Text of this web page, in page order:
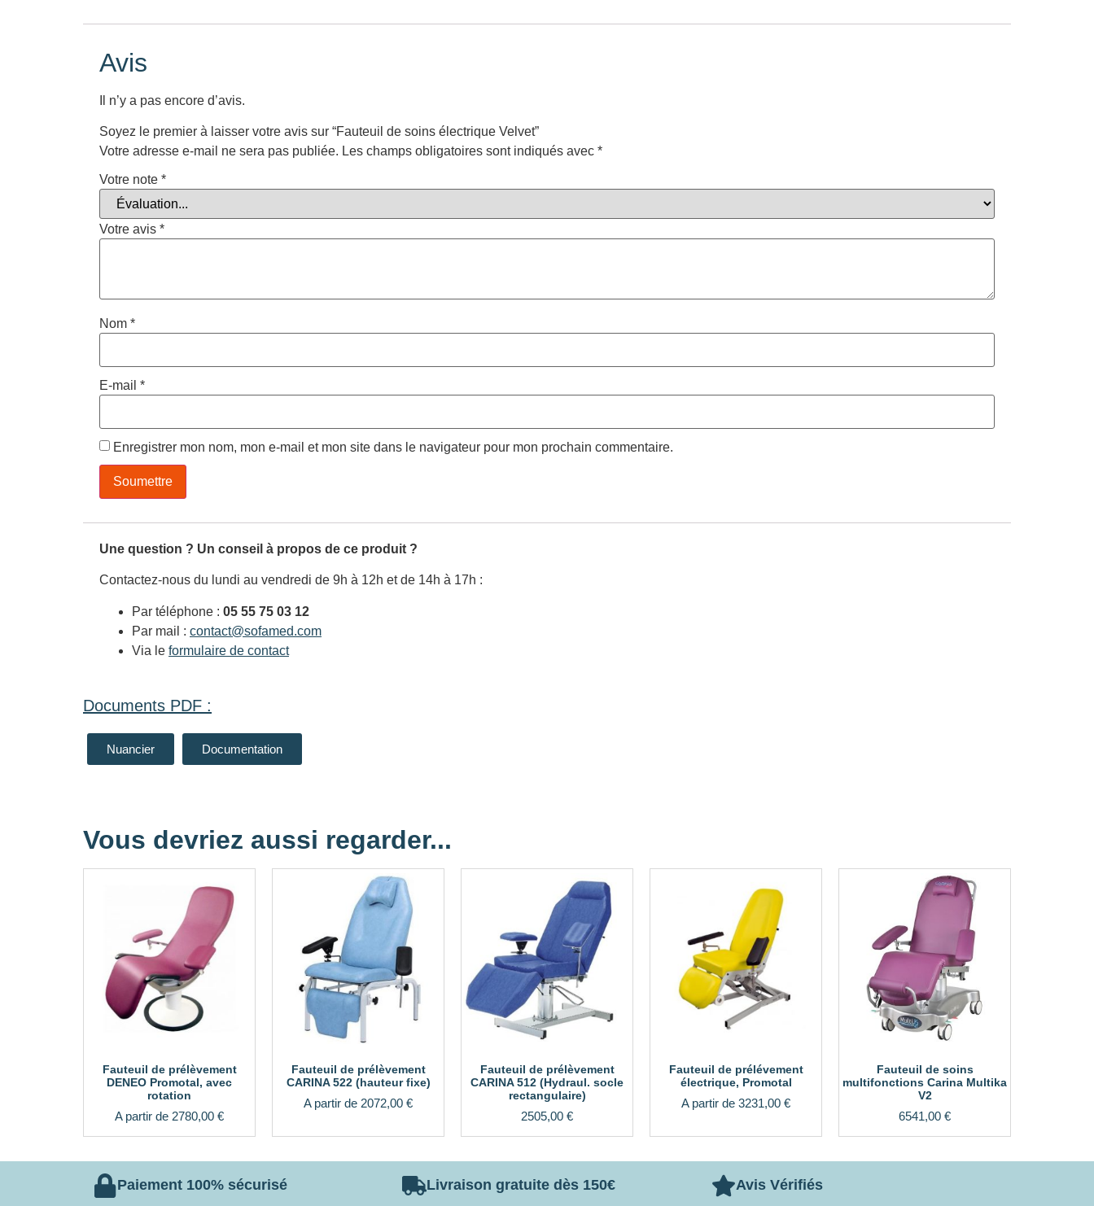
Avis
Il n’y a pas encore d’avis.
Soyez le premier à laisser votre avis sur “Fauteuil de soins électrique Velvet”
Votre adresse e-mail ne sera pas publiée. Les champs obligatoires sont indiqués avec *
Votre note *
Votre avis *
Nom *
E-mail *
Enregistrer mon nom, mon e-mail et mon site dans le navigateur pour mon prochain commentaire.
Une question ? Un conseil à propos de ce produit ?
Contactez-nous du lundi au vendredi de 9h à 12h et de 14h à 17h :
Par téléphone : 05 55 75 03 12
Par mail : contact@sofamed.com
Via le formulaire de contact
Documents PDF :
Nuancier Documentation
Vous devriez aussi regarder...
Fauteuil de prélèvement
DENEO Promotal, avec
rotation
A partir de 2780,00 €
Fauteuil de prélèvement
CARINA 522 (hauteur fixe)
A partir de 2072,00 €
Fauteuil de prélèvement
CARINA 512 (Hydraul. socle
rectangulaire)
2505,00 €
Fauteuil de prélévement
électrique, Promotal
A partir de 3231,00 €
Fauteuil de soins
multifonctions Carina Multika
V2
6541,00 €
Paiement 100% sécurisé Livraison gratuite dès 150€ Avis Vérifiés